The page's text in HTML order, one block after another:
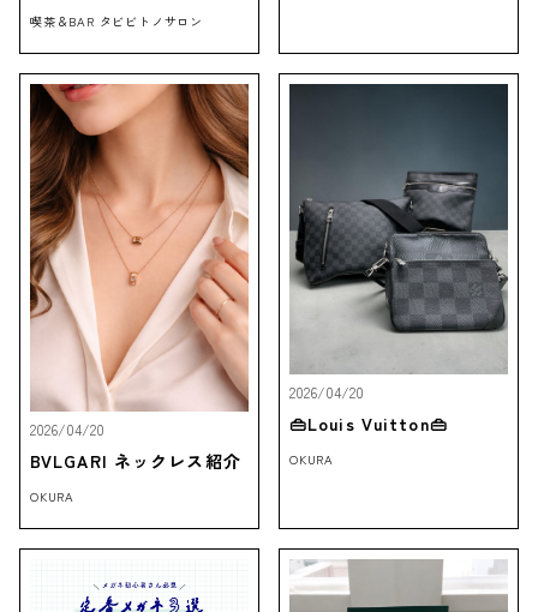
年！記念カクテルできまし
喫茶＆BAR タビビトノサロン
2026/04/20
BVLGARI ネックレス紹介
OKURA
2026/04/20
👜Louis Vuitton👜
OKURA